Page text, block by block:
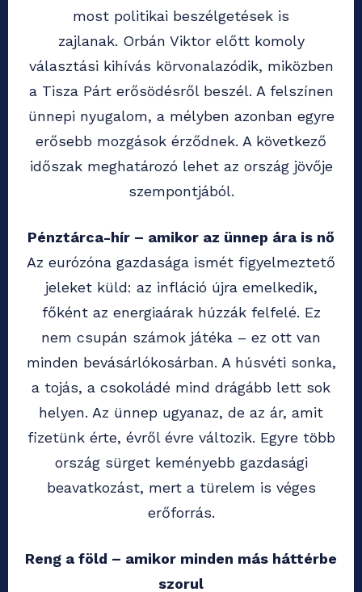
most politikai beszélgetések is
zajlanak. Orbán Viktor előtt komoly
választási kihívás körvonalazódik, miközben
a Tisza Párt erősödésről beszél. A felszínen
ünnepi nyugalom, a mélyben azonban egyre
erősebb mozgások érződnek. A következő
időszak meghatározó lehet az ország jövője
szempontjából.
Pénztárca-hír – amikor az ünnep ára is nő
Az eurózóna gazdasága ismét figyelmeztető
jeleket küld: az infláció újra emelkedik,
főként az energiaárak húzzák felfelé. Ez
nem csupán számok játéka – ez ott van
minden bevásárlókosárban. A húsvéti sonka,
a tojás, a csokoládé mind drágább lett sok
helyen. Az ünnep ugyanaz, de az ár, amit
fizetünk érte, évről évre változik. Egyre több
ország sürget keményebb gazdasági
beavatkozást, mert a türelem is véges
erőforrás.
Reng a föld – amikor minden más háttérbe
szorul